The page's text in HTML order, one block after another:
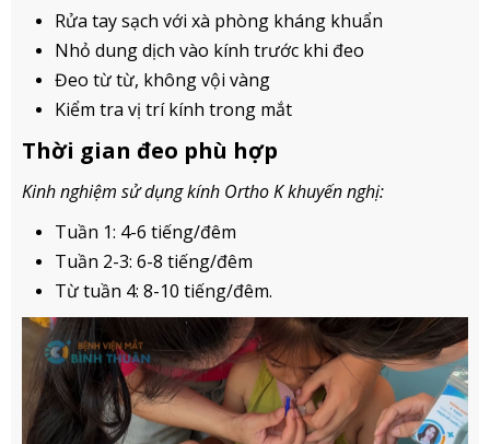
Rửa tay sạch với xà phòng kháng khuẩn
Nhỏ dung dịch vào kính trước khi đeo
Đeo từ từ, không vội vàng
Kiểm tra vị trí kính trong mắt
Thời gian đeo phù hợp
Kinh nghiệm sử dụng kính Ortho K khuyến nghị:
Tuần 1: 4-6 tiếng/đêm
Tuần 2-3: 6-8 tiếng/đêm
Từ tuần 4: 8-10 tiếng/đêm.